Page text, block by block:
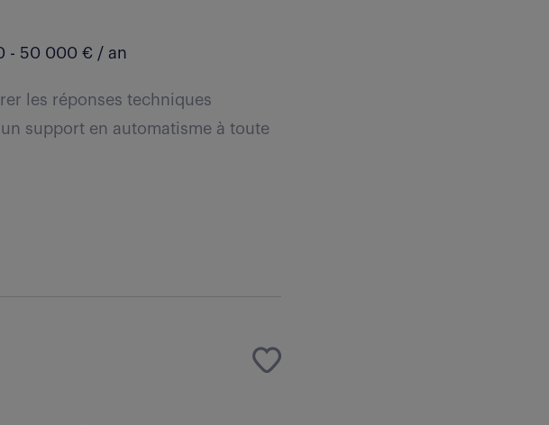
- 50 000 € / an
les réponses techniques
support en automatisme à toute